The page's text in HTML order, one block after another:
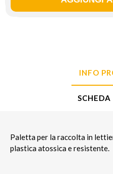
INFO
Paletta per la raccolta in
plastica atossica e resistente.